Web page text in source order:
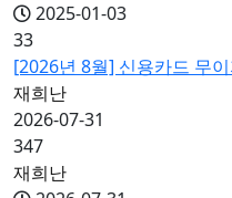
2025-01-03
33
[2026년 8월] 신용카드 무
재희난
2026-07-31
347
재희난